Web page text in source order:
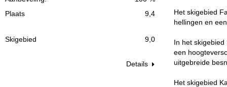
Plaats
9,4
Skigebied 9,0
Details
Het skigebied
hellingen en
In het
een
uitgebreide
Het skigebied